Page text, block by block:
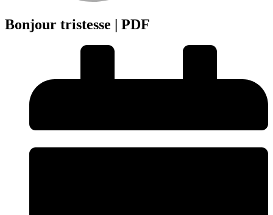
Bonjour tristesse | PDF